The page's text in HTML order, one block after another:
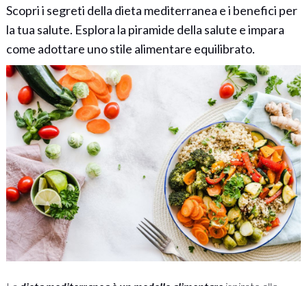
Scopri i segreti della dieta mediterranea e i benefici per
la tua salute. Esplora la piramide della salute e impara
come adottare uno stile alimentare equilibrato.